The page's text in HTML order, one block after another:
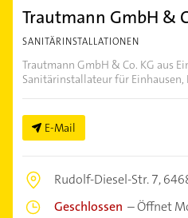
Trautmann GmbH &
SANITÄRINSTALLATIONEN
Trautmann GmbH & Co. KG aus
Sanitärinstallateur für Einhausen,
E-Mail
Rudolf-Diesel-Str. 7,
Geschlossen –Öffnet